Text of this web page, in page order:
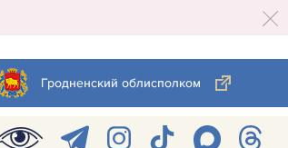
Гродненский облисполком